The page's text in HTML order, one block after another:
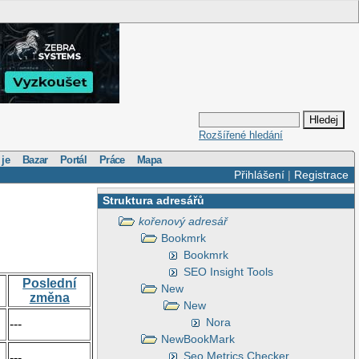
Rozšířené hledání
je Bazar Portál Práce Mapa
Přihlášení| Registrace
Struktura adresářů
kořenový adresář
Bookmrk
Bookmrk
SEO Insight Tools
New
New
Nora
NewBookMark
Seo Metrics Checker
Poslední
změna
---